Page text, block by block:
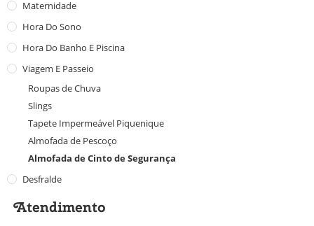
Maternidade
Hora Do Sono
Hora Do Banho E Piscina
Viagem E Passeio
Roupas de Chuva
Slings
Tapete Impermeável Piquenique
Almofada de Pescoço
Almofada de Cinto de Segurança
Desfralde
Atendimento